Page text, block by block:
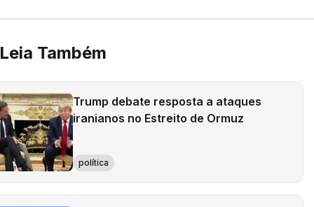
Leia Também
Trump debate resposta a ataques
iranianos no Estreito de Ormuz
política